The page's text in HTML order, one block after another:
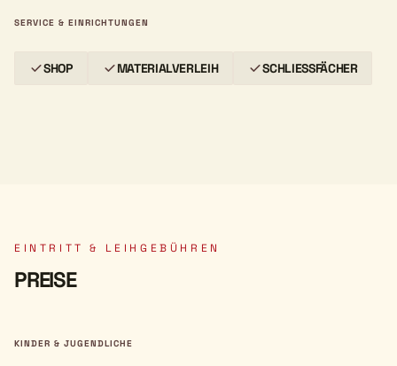
SERVICE & EINRICHTUNGEN
SHOP MATERIALVERLEIH SCHLIESSFÄCHER
EINTRITT & LEIHGEBÜHREN
PREISE
KINDER & JUGENDLICHE